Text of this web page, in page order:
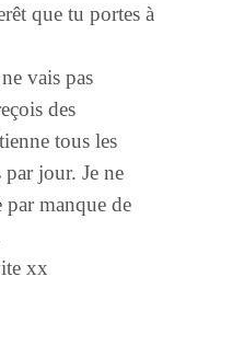
que tu portes à
vais pas
des
tous les
jour. Je ne
manque de
xx